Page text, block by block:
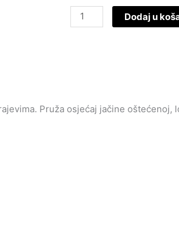
RESISTANCE
FORCE
Dodaj u
Pruža osjećaj jačine oštećenoj,